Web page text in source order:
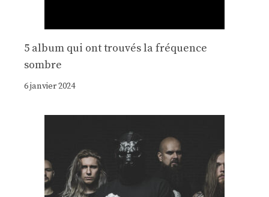
5 album qui ont trouvés la fréquence
sombre
6 janvier 2024